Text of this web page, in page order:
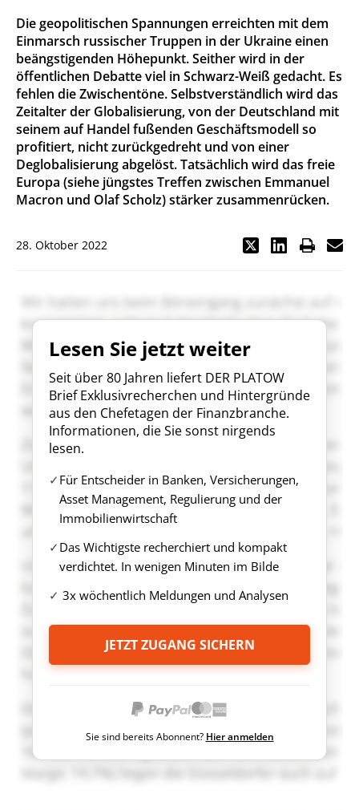
Die geopolitischen Spannungen erreichten mit dem
Einmarsch russischer Truppen in der Ukraine einen
beängstigenden Höhepunkt. Seither wird in der
öffentlichen Debatte viel in Schwarz-Weiß gedacht. Es
fehlen die Zwischentöne. Selbstverständlich wird das
Zeitalter der Globalisierung, von der Deutschland mit
seinem auf Handel fußenden Geschäftsmodell so
profitiert, nicht zurückgedreht und von einer
Deglobalisierung abgelöst. Tatsächlich wird das freie
Europa (siehe jüngstes Treffen zwischen Emmanuel
Macron und Olaf Scholz) stärker zusammenrücken.
28. Oktober 2022
Lesen Sie jetzt weiter
Seit über 80 Jahren liefert DER PLATOW
Brief Exklusivrecherchen und Hintergründe
aus den Chefetagen der Finanzbranche.
Informationen, die Sie sonst nirgends
lesen.
Für Entscheider in Banken, Versicherungen,
Asset Management, Regulierung und der
Immobilienwirtschaft
Das Wichtigste recherchiert und kompakt
verdichtet. In wenigen Minuten im Bilde
3x wöchentlich Meldungen und Analysen
JETZT ZUGANG SICHERN
Sie sind bereits Abonnent? Hier anmelden